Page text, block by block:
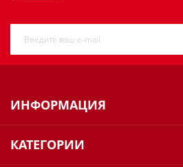
ИНФОРМАЦИЯ
КАТЕГОРИИ